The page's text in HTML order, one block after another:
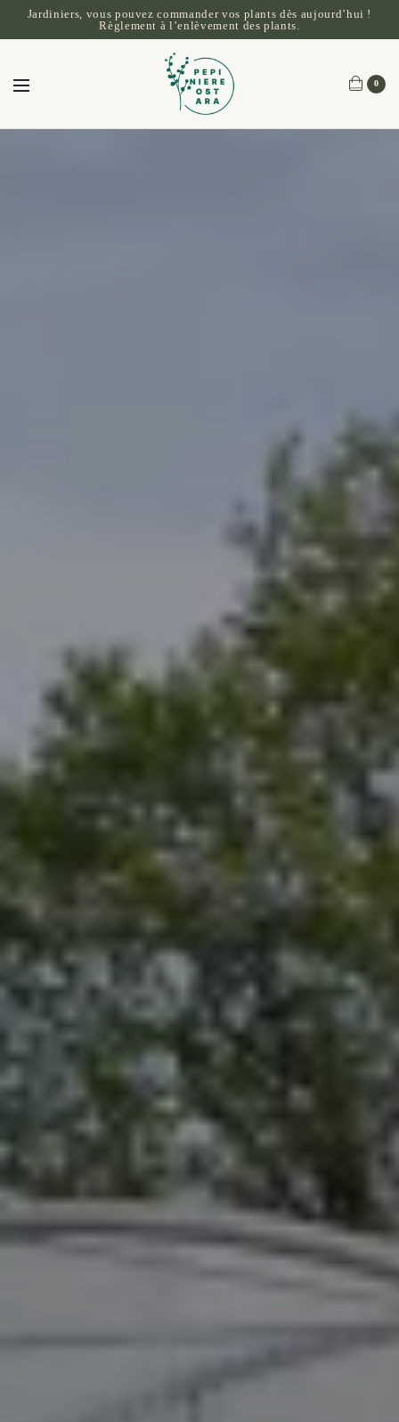
Jardiniers, vous pouvez commander vos plants dès aujourd’hui !
Règlement à l’enlèvement des plants.
0